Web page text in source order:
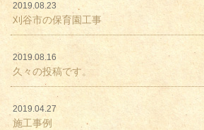
2019.08.23
刈谷市の保育園工事
2019.08.16
久々の投稿です。
2019.04.27
施工事例